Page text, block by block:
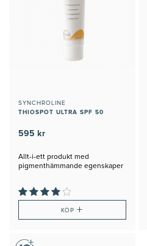
SYNCHROLINE
THIOSPOT ULTRA SPF 50
595 kr
Allt-i-ett produkt med
pigmenthämmande egenskaper
KÖP+